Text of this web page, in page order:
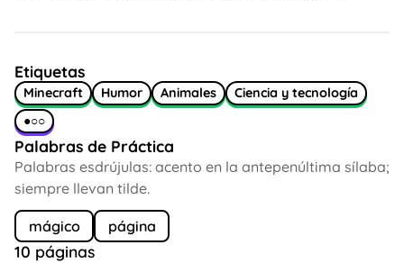
Etiquetas
Minecraft Humor Animales
Ciencia y tecnología
●○○
Palabras de Práctica
Palabras esdrújulas: acento en la antepenúltima sílaba;
siempre llevan tilde.
mágico página
10 páginas